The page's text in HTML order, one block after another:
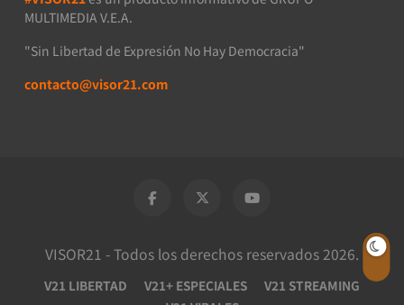
MULTIMEDIA V.E.A.
"Sin Libertad de Expresión No Hay Democracia"
contacto@visor21.com
VISOR21 - Todos los derechos reservados 2026.
V21 LIBERTAD V21+ ESPECIALES
V21 STREAMING